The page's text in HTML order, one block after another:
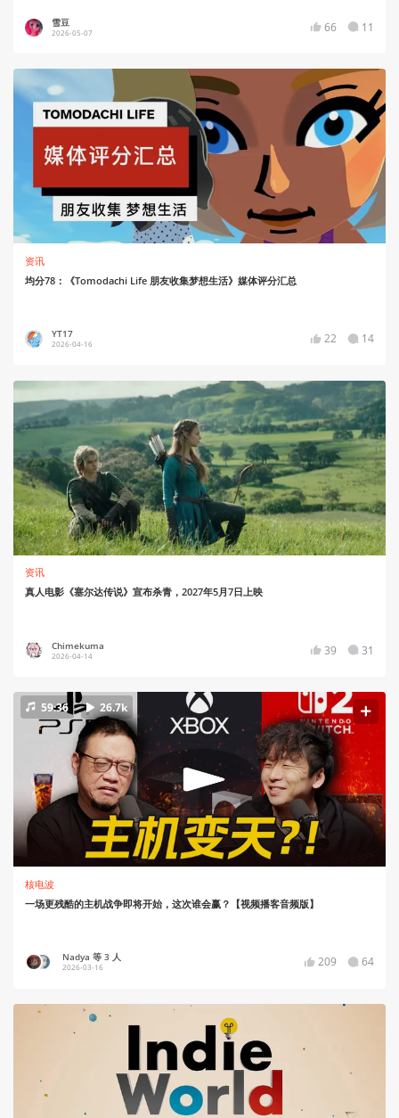
雪豆
2026-05-07 66 11
资讯
均分78：《Tomodachi Life 朋友收集梦想生活》媒体评分汇总
YT17
2026-04-16 22 14
资讯
真人电影《塞尔达传说》宣布杀青，2027年5月7日上映
Chimekuma
2026-04-14 39 31
59:36 26.7k
核电波
一场更残酷的主机战争即将开始，这次谁会赢？【视频播客音频版】
Nadya 等 3 人
2026-03-16 209 64